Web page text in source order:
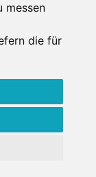
messen
die für